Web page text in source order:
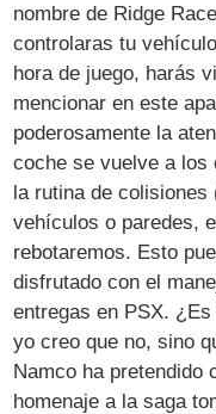
nombre de Ridge
controlaras tu
hora de juego, harás
mencionar en este
poderosamente la
coche se vuelve a los
la rutina de colisiones
vehículos o paredes,
rebotaremos. Esto
disfrutado con el
entregas en PSX.
yo creo que no, sino
Namco ha pretendido
homenaje a la saga